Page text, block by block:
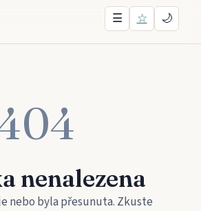
☰ ☆ 🌙
nenalezena
nebo byla přesunuta. Zkuste